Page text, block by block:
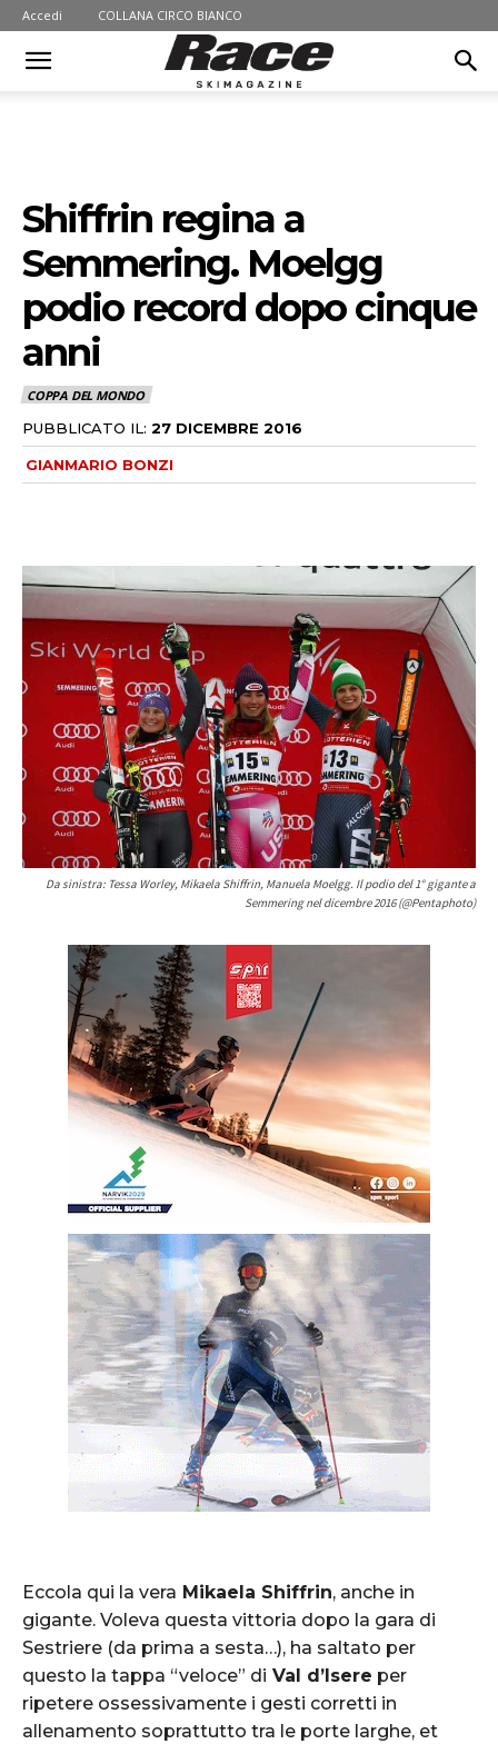
Accedi COLLANA CIRCO BIANCO
Shiffrin regina a
Semmering. Moelgg
podio record dopo cinque
anni
COPPA DEL MONDO
PUBBLICATO IL: 27 DICEMBRE 2016
GIANMARIO BONZI
Da sinistra: Tessa Worley, Mikaela Shiffrin, Manuela Moelgg. Il podio del 1° gigante a
Semmering nel dicembre 2016 (@Pentaphoto)
Eccola qui la vera Mikaela Shiffrin, anche in
gigante. Voleva questa vittoria dopo la gara di
Sestriere (da prima a sesta…), ha saltato per
questo la tappa “veloce” di Val d’Isere per
ripetere ossessivamente i gesti corretti in
allenamento soprattutto tra le porte larghe, et